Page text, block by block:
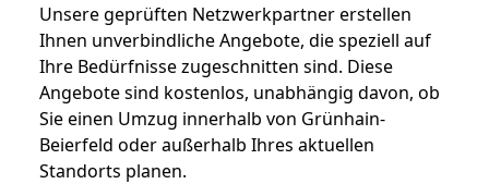
Unsere geprüften Netzwerkpartner erstellen
Ihnen unverbindliche Angebote, die speziell auf
Ihre Bedürfnisse zugeschnitten sind. Diese
Angebote sind kostenlos, unabhängig davon, ob
Sie einen Umzug innerhalb von Grünhain-
Beierfeld oder außerhalb Ihres aktuellen
Standorts planen.